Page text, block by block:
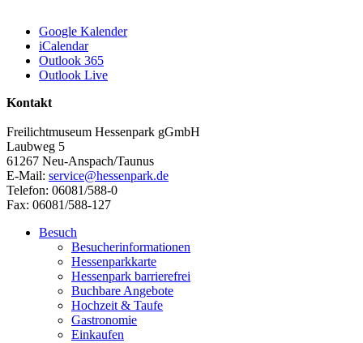
Google Kalender
iCalendar
Outlook 365
Outlook Live
Kontakt
Freilichtmuseum Hessenpark gGmbH
Laubweg 5
61267 Neu-Anspach/Taunus
E-Mail: service@hessenpark.de
Telefon: 06081/588-0
Fax: 06081/588-127
Besuch
Besucherinformationen
Hessenparkkarte
Hessenpark barrierefrei
Buchbare Angebote
Hochzeit & Taufe
Gastronomie
Einkaufen